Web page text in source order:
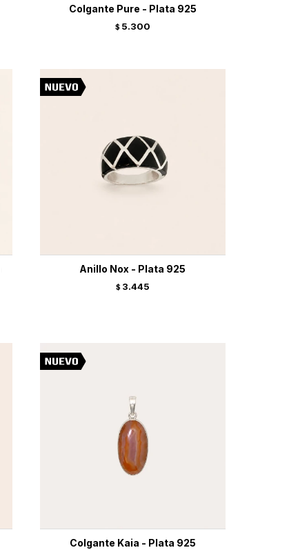
Colgante Pure - Plata 925
$ 5.300
Anillo Nox - Plata 925
$ 3.445
Colgante Kaia - Plata 925